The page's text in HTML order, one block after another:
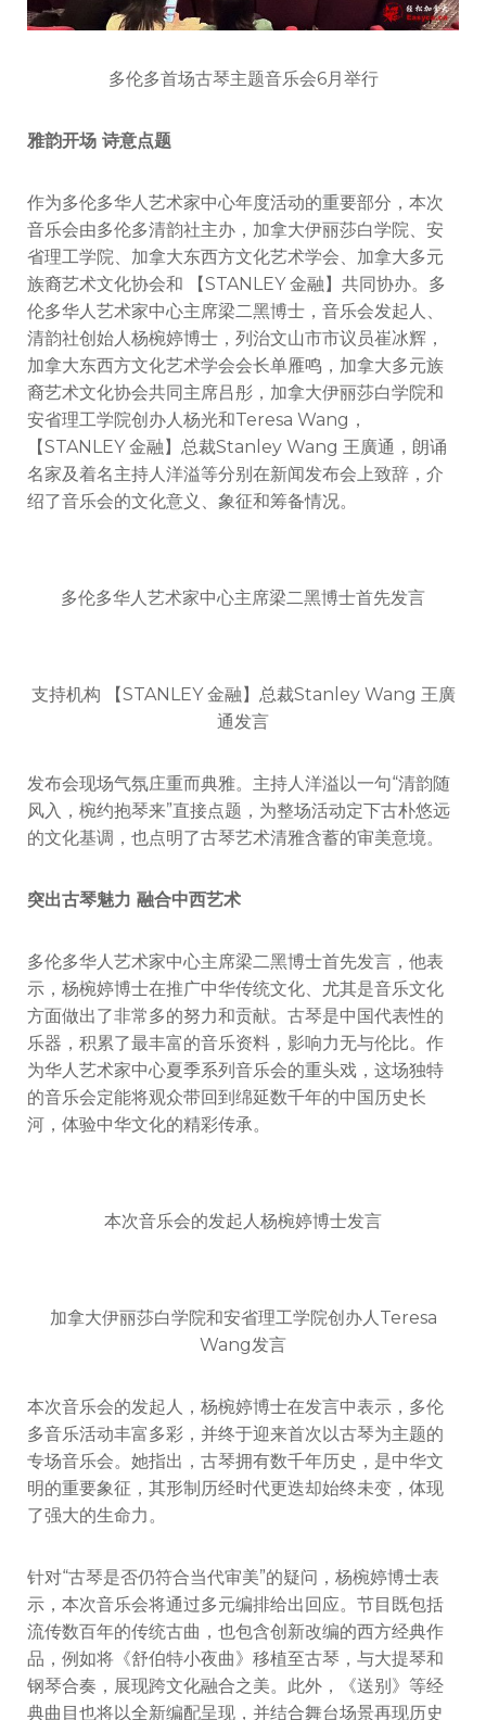
多伦多首场古琴主题音乐会6月举行
雅韵开场 诗意点题
作为多伦多华人艺术家中心年度活动的重要部分，本次
音乐会由多伦多清韵社主办，加拿大伊丽莎白学院、安
省理工学院、加拿大东西方文化艺术学会、加拿大多元
族裔艺术文化协会和 【STANLEY 金融】共同协办。多
伦多华人艺术家中心主席梁二黑博士，音乐会发起人、
清韵社创始人杨椀婷博士，列治文山市市议员崔冰辉，
加拿大东西方文化艺术学会会长单雁鸣，加拿大多元族
裔艺术文化协会共同主席吕彤，加拿大伊丽莎白学院和
安省理工学院创办人杨光和Teresa Wang，
【STANLEY 金融】总裁Stanley Wang 王廣通，朗诵
名家及着名主持人洋溢等分别在新闻发布会上致辞，介
绍了音乐会的文化意义、象征和筹备情况。
多伦多华人艺术家中心主席梁二黑博士首先发言
支持机构 【STANLEY 金融】总裁Stanley Wang 王廣
通发言
发布会现场气氛庄重而典雅。主持人洋溢以一句“清韵随
风入，椀约抱琴来”直接点题，为整场活动定下古朴悠远
的文化基调，也点明了古琴艺术清雅含蓄的审美意境。
突出古琴魅力 融合中西艺术
多伦多华人艺术家中心主席梁二黑博士首先发言，他表
示，杨椀婷博士在推广中华传统文化、尤其是音乐文化
方面做出了非常多的努力和贡献。古琴是中国代表性的
乐器，积累了最丰富的音乐资料，影响力无与伦比。作
为华人艺术家中心夏季系列音乐会的重头戏，这场独特
的音乐会定能将观众带回到绵延数千年的中国历史长
河，体验中华文化的精彩传承。
本次音乐会的发起人杨椀婷博士发言
加拿大伊丽莎白学院和安省理工学院创办人Teresa
Wang发言
本次音乐会的发起人，杨椀婷博士在发言中表示，多伦
多音乐活动丰富多彩，并终于迎来首次以古琴为主题的
专场音乐会。她指出，古琴拥有数千年历史，是中华文
明的重要象征，其形制历经时代更迭却始终未变，体现
了强大的生命力。
针对“古琴是否仍符合当代审美”的疑问，杨椀婷博士表
示，本次音乐会将通过多元编排给出回应。节目既包括
流传数百年的传统古曲，也包含创新改编的西方经典作
品，例如将《舒伯特小夜曲》移植至古琴，与大提琴和
钢琴合奏，展现跨文化融合之美。此外，《送别》等经
典曲目也将以全新编配呈现，并结合舞台场景再现历史